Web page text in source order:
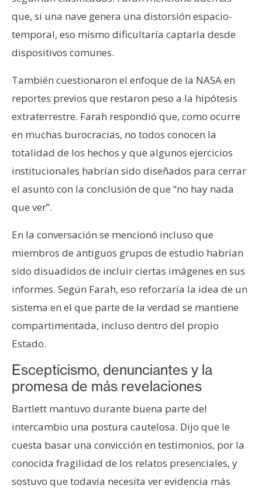
que, si una nave genera una distorsión espacio-
temporal, eso mismo dificultaría captarla desde
dispositivos comunes.
También cuestionaron el enfoque de la NASA en
reportes previos que restaron peso a la hipótesis
extraterrestre. Farah respondió que, como ocurre
en muchas burocracias, no todos conocen la
totalidad de los hechos y que algunos ejercicios
institucionales habrían sido diseñados para cerrar
el asunto con la conclusión de que “no hay nada
que ver”.
En la conversación se mencionó incluso que
miembros de antiguos grupos de estudio habrían
sido disuadidos de incluir ciertas imágenes en sus
informes. Según Farah, eso reforzaría la idea de un
sistema en el que parte de la verdad se mantiene
compartimentada, incluso dentro del propio
Estado.
Escepticismo, denunciantes y la
promesa de más revelaciones
Bartlett mantuvo durante buena parte del
intercambio una postura cautelosa. Dijo que le
cuesta basar una convicción en testimonios, por la
conocida fragilidad de los relatos presenciales, y
sostuvo que todavía necesita ver evidencia más